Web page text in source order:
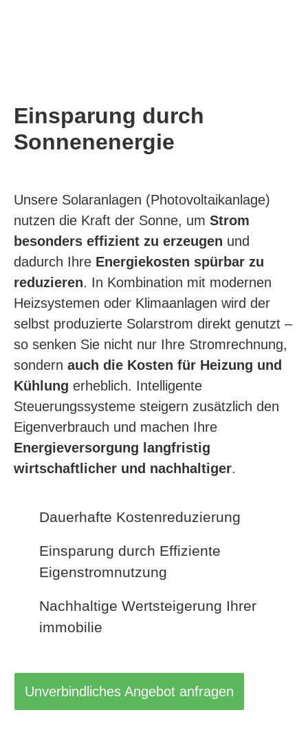
Einsparung durch
Sonnenenergie
Unsere Solaranlagen (Photovoltaikanlage)
nutzen die Kraft der Sonne, um Strom
besonders effizient zu erzeugen und
dadurch Ihre Energiekosten spürbar zu
reduzieren. In Kombination mit modernen
Heizsystemen oder Klimaanlagen wird der
selbst produzierte Solarstrom direkt genutzt –
so senken Sie nicht nur Ihre Stromrechnung,
sondern auch die Kosten für Heizung und
Kühlung erheb­lich. Intelligente
Steuerungssysteme steigern zusätzlich den
Eigen­ver­brauch und machen Ihre
Energieversorgung langfristig
wirtschaftlicher und nachhaltiger.
Dauerhafte Kostenreduzierung
Einsparung durch Effiziente
Eigenstromnutzung
Nachhaltige Wertsteigerung Ihrer
immobilie
Unverbindliches Angebot anfragen